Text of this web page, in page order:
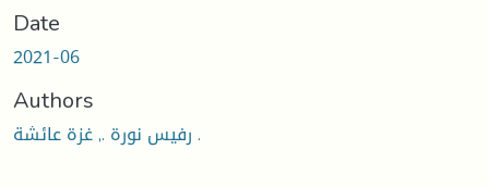
Date
2021-06
Authors
رفيس نورة ., غزة عائشة .